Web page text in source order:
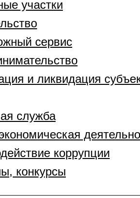
участки
сервис
и ликвидация
служба
коррупции
конкурсы